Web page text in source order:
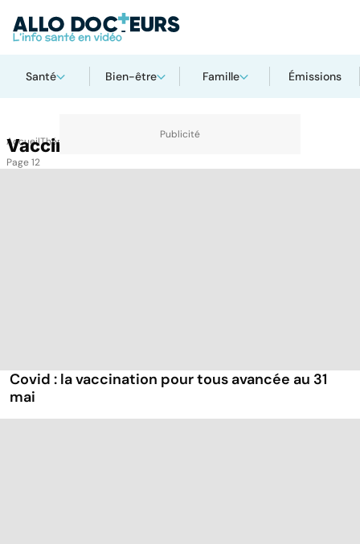
Santé Bien-être Famille Émissions
AccueilThématiques
Vaccins
Page 12
Covid : la vaccination pour tous avancée au 31
mai